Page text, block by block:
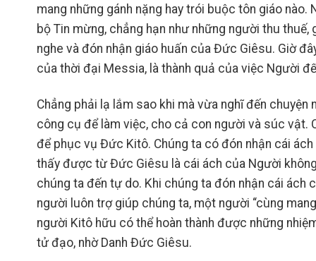
mang những gánh nặng hay trói buộc tôn giáo nào.
bộ Tin mừng, chẳng hạn như những người thu
nghe và đón nhận giáo huấn của Đức Giêsu. Giờ
của thời đại Messia, là thành quả của việc Người
Chẳng phải lạ lắm sao khi mà vừa nghĩ đến
công cụ để làm việc, cho cả con người và súc vật.
để phục vụ Đức Kitô. Chúng ta có đón nhận cái
thấy được từ Đức Giêsu là cái ách của Người
chúng ta đến tự do. Khi chúng ta đón nhận cái
người luôn trợ giúp chúng ta, một người “cùng
người Kitô hữu có thể hoàn thành được những
tử đạo, nhờ Danh Đức Giêsu.